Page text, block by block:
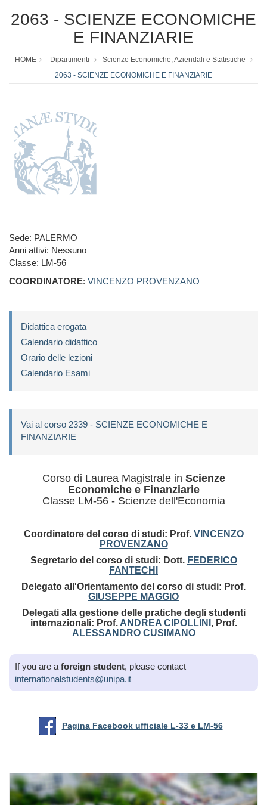
2063 - SCIENZE ECONOMICHE
E FINANZIARIE
HOME Dipartimenti
Scienze Economiche, Aziendali e Statistiche
2063 - SCIENZE ECONOMICHE E FINANZIARIE
Sede: PALERMO
Anni attivi: Nessuno
Classe: LM-56
COORDINATORE: VINCENZO PROVENZANO
Didattica erogata
Calendario didattico
Orario delle lezioni
Calendario Esami
Vai al corso 2339 - SCIENZE ECONOMICHE E
FINANZIARIE
Corso di Laurea Magistrale in Scienze
Economiche e Finanziarie
Classe LM-56 - Scienze dell'Economia
Coordinatore del corso di studi: Prof. VINCENZO
PROVENZANO
Segretario del corso di studi: Dott. FEDERICO
FANTECHI
Delegato all'Orientamento del corso di studi: Prof.
GIUSEPPE MAGGIO
Delegati alla gestione delle pratiche degli studenti
internazionali: Prof.ANDREA CIPOLLINI , Prof.
ALESSANDRO CUSIMANO
If you are aforeign student, please contact
internationalstudents@unipa.it
Pagina Facebook ufficiale L-33 e LM-56